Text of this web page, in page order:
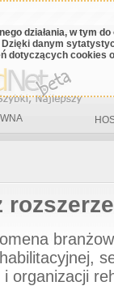
działania, w tym
danym
dotyczących cookies
organizacji